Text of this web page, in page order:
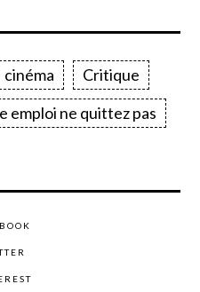
cinéma
Critique
emploi ne quittez pas